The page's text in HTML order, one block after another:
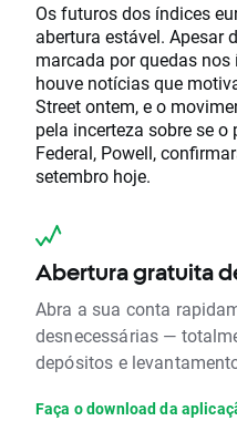
Os futuros dos índices
abertura estável. Apesar
marcada por quedas
houve notícias que
Street ontem, e o
pela incerteza sobre se o
Federal, Powell,
setembro hoje.
Abertura gratuita
Abra a sua conta
desnecessárias —
depósitos e
Faça o download da